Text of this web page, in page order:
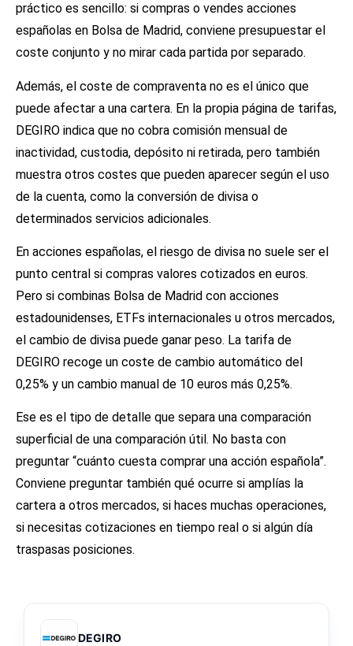
práctico es sencillo: si compras o vendes acciones
españolas en Bolsa de Madrid, conviene presupuestar el
coste conjunto y no mirar cada partida por separado.
Además, el coste de compraventa no es el único que
puede afectar a una cartera. En la propia página de tarifas,
DEGIRO indica que no cobra comisión mensual de
inactividad, custodia, depósito ni retirada, pero también
muestra otros costes que pueden aparecer según el uso
de la cuenta, como la conversión de divisa o
determinados servicios adicionales.
En acciones españolas, el riesgo de divisa no suele ser el
punto central si compras valores cotizados en euros.
Pero si combinas Bolsa de Madrid con acciones
estadounidenses, ETFs internacionales u otros mercados,
el cambio de divisa puede ganar peso. La tarifa de
DEGIRO recoge un coste de cambio automático del
0,25% y un cambio manual de 10 euros más 0,25%.
Ese es el tipo de detalle que separa una comparación
superficial de una comparación útil. No basta con
preguntar “cuánto cuesta comprar una acción española”.
Conviene preguntar también qué ocurre si amplías la
cartera a otros mercados, si haces muchas operaciones,
si necesitas cotizaciones en tiempo real o si algún día
traspasas posiciones.
DEGIRO